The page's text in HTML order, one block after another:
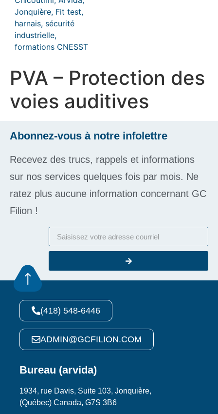
PVA – Protection des
voies auditives
Abonnez-vous à notre infolettre
Recevez des trucs, rappels et informations
sur nos services quelques fois par mois. Ne
ratez plus aucune information concernant GC
Filion !
(418) 548-6446
ADMIN@GCFILION.COM
Bureau (arvida)
1934, rue Davis, Suite 103, Jonquière,
(Québec) Canada, G7S 3B6